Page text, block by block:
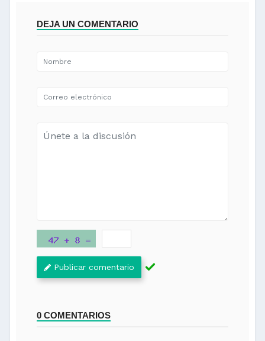
DEJA UN COMENTARIO
Publicar comentario
0 COMENTARIOS